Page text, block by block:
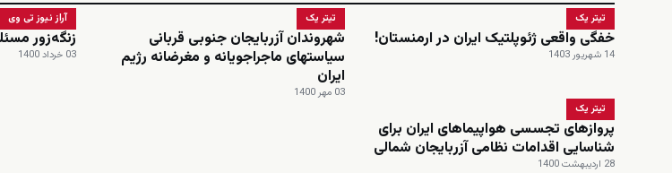
تیتر یک
خفگی واقعی ژئوپلتیک ایران در ارمنستان!
14 شهریور 1403
تیتر یک
شهروندان آزربایجان جنوبی قربانی
سیاستهای ماجراجویانه و مغرضانه رژیم
ایران
03 مهر 1400
آراز نیوز تی وی
زنگه‌زور
03 خرداد 1400
تیتر یک
پروازهای تجسسی هواپیماهای ایران برای
شناسایی اقدامات نظامی آزربایجان شمالی
28 اردیبهشت 1400